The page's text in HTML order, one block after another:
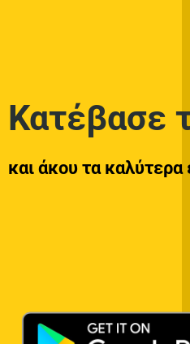
Κατέβασε
και άκου τα